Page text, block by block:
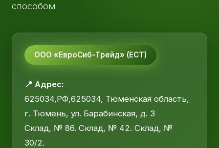
способом
ООО «ЕвроСиб-Трейд» (ЕСТ)
📍 Адрес:
625034,РФ,625034, Тюменская область,
г. Тюмень, ул. Барабинская, д. 3
Склад, № 86. Склад, № 42. Склад, №
30/2.